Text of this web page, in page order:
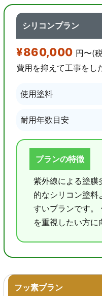
シリコンプラン
¥860,000 円〜(
費用を抑えて工事をし
使用塗料
耐用年数目安
プランの特徴
紫外線による塗膜
的なシリコン塗料
すいプランです。
を重視したい方に
フッ素プラン